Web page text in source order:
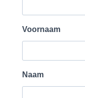
Voornaam
Naam